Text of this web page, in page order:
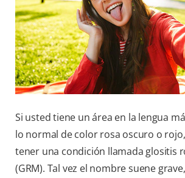
Si usted tiene un área en la lengua
lo normal de color rosa oscuro o
tener una condición llamada glositis
(GRM). Tal vez el nombre suene